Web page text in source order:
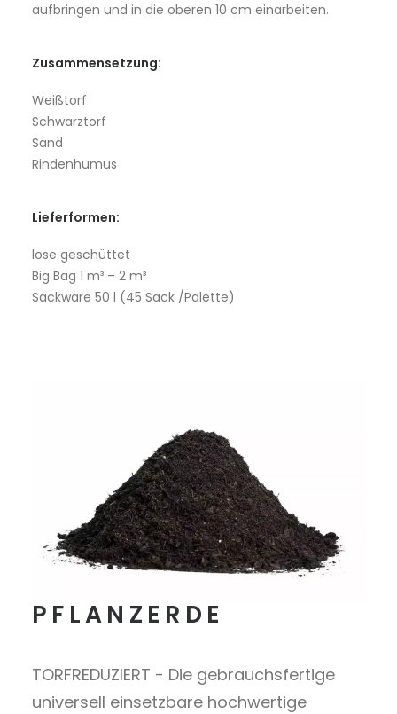
aufbringen und in die oberen 10 cm einarbeiten.
Zusammensetzung:
Weißtorf
Schwarztorf
Sand
Rindenhumus
Lieferformen:
lose geschüttet
Big Bag 1 m³ – 2 m³
Sackware 50 l (45 Sack /Palette)
PFLANZERDE
TORFREDUZIERT - Die gebrauchsfertige
universell einsetzbare hochwertige